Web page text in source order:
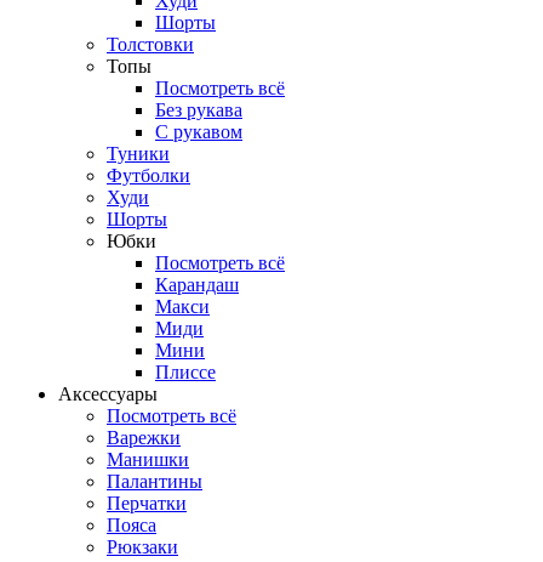
Шорты
Толстовки
Топы
Посмотреть всё
Без рукава
С рукавом
Туники
Футболки
Худи
Шорты
Юбки
Посмотреть всё
Карандаш
Макси
Миди
Мини
Плиссе
Аксессуары
Посмотреть всё
Варежки
Манишки
Палантины
Перчатки
Пояса
Рюкзаки